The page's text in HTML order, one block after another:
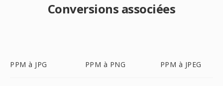
Conversions associées
PPM à JPG PPM à PNG PPM à JPEG